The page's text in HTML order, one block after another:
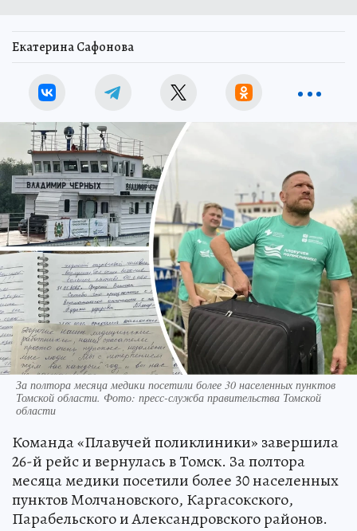
Екатерина Сафонова
За полтора месяца медики посетили более 30 населенных пунктов
Томской области. Фото: пресс-служба правительства Томской
области
Команда «Плавучей поликлиники» завершила
26-й рейс и вернулась в Томск. За полтора
месяца медики посетили более 30 населенных
пунктов Молчановского, Каргасокского,
Парабельского и Александровского районов.